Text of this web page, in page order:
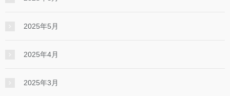
2025年5月
2025年4月
2025年3月